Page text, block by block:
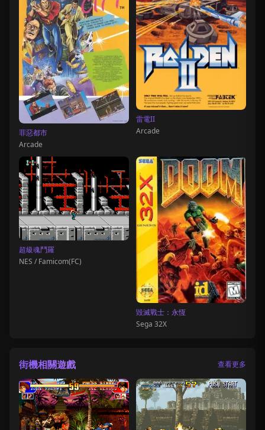
罪惡都市
Arcade
雷電II
Arcade
超級魂鬥羅
NES / Famicom(FC)
毀滅戰士：永恆
Sega 32X
街機相關遊戲 查看更多